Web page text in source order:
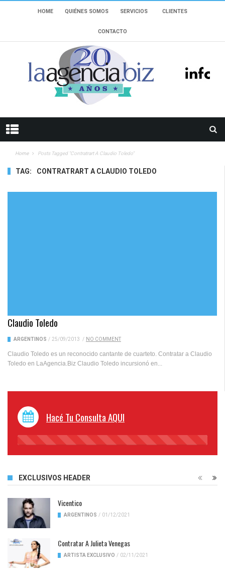
HOME QUIÉNES SOMOS SERVICIOS CLIENTES
CONTACTO
Home Posts Tagged "contratrart A Claudio Toledo"
TAG: CONTRATRART A CLAUDIO TOLEDO
Claudio Toledo
ARGENTINOS / 25/09/2013 / NO COMMENT
Claudio Toledo es un reconocido cantante de cuarteto. Contratar a Claudio
Toledo en LaAgencia.Biz Claudio Toledo incursionó en...
Hacé Tu Consulta AQUI
45%
EXCLUSIVOS HEADER
Vicentico
ARGENTINOS / 01/12/2021
Contratar A Julieta Venegas
ARTISTA EXCLUSIVO / 02/11/2021